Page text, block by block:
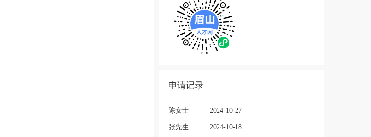
申请记录
陈女士 2024-10-27
张先生 2024-10-18